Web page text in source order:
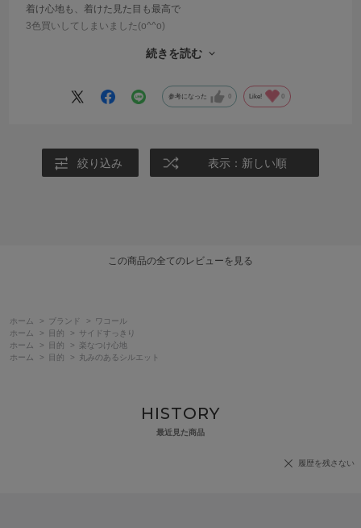
着け心地も、着けた見た目も最高で
3色買いしてしまいました(o^^o)
お気に入りの下着に出会えて、続きを読む
参考になった 0 Like! 0
絞り込み 表示：新しい順
この商品の全てのレビューを見る
ホーム > ブランド >
ワコール
ホーム
> 目的 >
サイドすっきり
ホーム
> 目的 >
楽なつけ心地
ホーム
> 目的 > 丸みのあるシルエット
HISTORY
最近見た商品
履歴を残さない